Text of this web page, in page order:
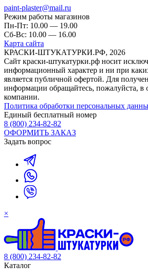
paint-plaster@mail.ru
Режим работы магазинов
Пн-Пт: 10.00 — 19.00
Сб-Вс: 10.00 — 16.00
Карта сайта
КРАСКИ-ШТУКАТУРКИ.РФ, 2026
Cайт краски-штукатурки.рф носит
информационный характер и ни при
является публичной офертой. Для
информации обращайтесь, пожалуйста, в
компании.
Политика обработки персональных
Единый бесплатный номер
8 (800) 234-82-82
ОФОРМИТЬ ЗАКАЗ
Задать вопрос
×
8 (800) 234-82-82
Каталог